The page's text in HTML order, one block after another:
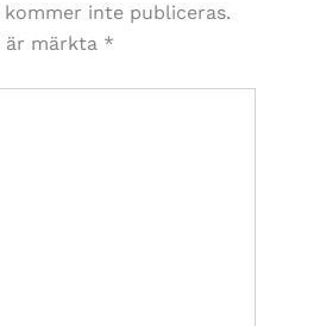
inte publiceras.
är märkta *